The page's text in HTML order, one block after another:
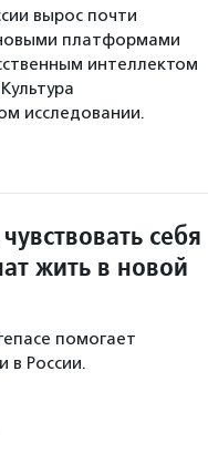
вырос почти
платформами
интеллектом
исследовании.
себя
жить в новой
помогает
в России.